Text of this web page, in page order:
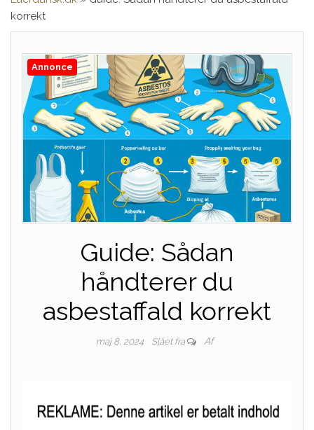
korrekt
Annonce
Guide: Sådan
håndterer du
asbestaffald korrekt
maj 8, 2024 Slået fra Af